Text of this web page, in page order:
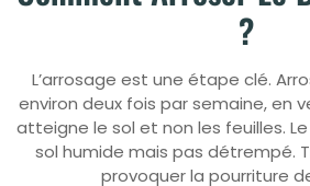
?
L’arrosage est une étape clé.
environ deux fois par semaine, en
atteigne le sol et non les feuilles.
sol humide mais pas détrempé.
provoquer la pourriture